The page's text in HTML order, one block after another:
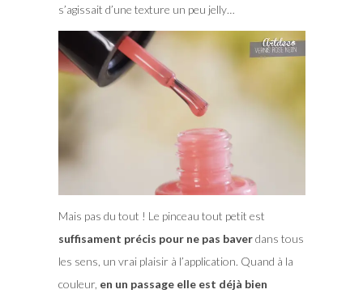
s’agissait d’une texture un peu jelly…
Mais pas du tout ! Le pinceau tout petit est
suffisament précis pour ne pas baverdans tous
les sens, un vrai plaisir à l’application. Quand à la
couleur, en un passage elle est déjà bien